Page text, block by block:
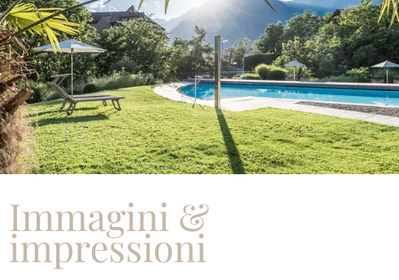
Immagini &
impressioni